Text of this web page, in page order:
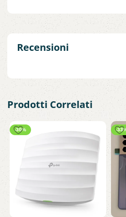
Recensioni
Prodotti Correlati
-30% -